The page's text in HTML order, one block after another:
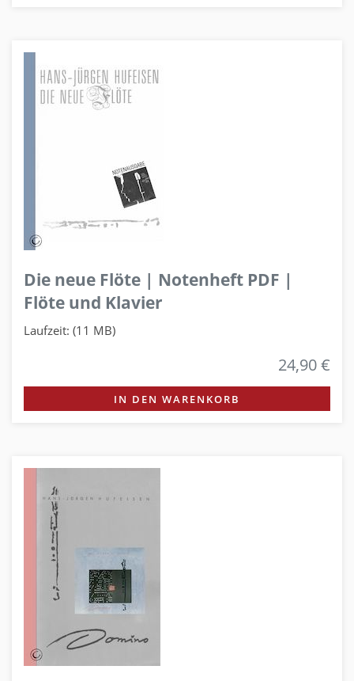
Die neue Flöte | Notenheft PDF |
Flöte und Klavier
Laufzeit: (11 MB)
24,90 €
IN DEN WARENKORB